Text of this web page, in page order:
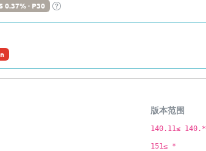
0.37% · P30
版本范围
140.11≤ 140.*
151≤ *